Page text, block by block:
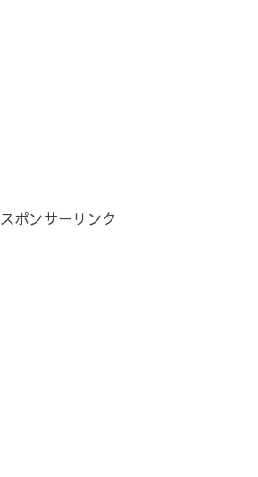
スポンサーリンク